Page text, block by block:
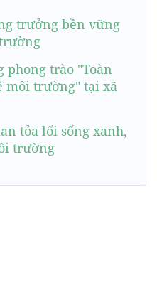
trưởng bền vững
phong trào "Toàn
môi trường" tại xã
tỏa lối sống xanh,
trường